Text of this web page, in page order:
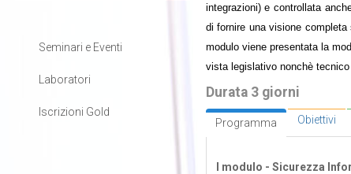
integrazioni) e controllata
di fornire una visione
modulo viene presentata la
vista legislativo nonchè
Durata 3 giorni
Programma Obiettivi
I modulo - Sicurezza
Seminari e Eventi
Laboratori
Iscrizioni Gold